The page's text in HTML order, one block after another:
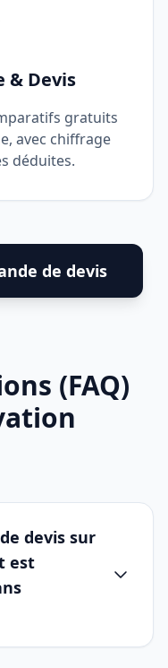
& Devis
gratuits
avec chiffrage
déduites.
de devis
(FAQ)
devis sur
est